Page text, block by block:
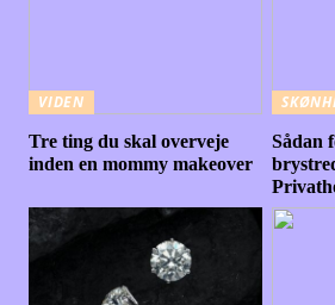
VIDEN
Tre ting du skal overveje
inden en mommy makeover
Sådan